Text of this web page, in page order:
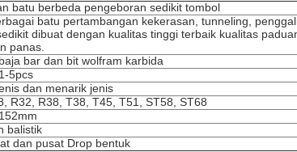
batu berbeda pengeboran sedikit tombol
batu pertambangan kekerasan, tunneling,
dibuat dengan kualitas tinggi terbaik kualitas
panas.
bar dan bit wolfram karbida
5pcs
dan menarik jenis
R32, R38, T38, T45, T51, ST58, ST68
balistik
dan pusat Drop bentuk